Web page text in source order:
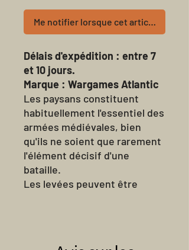
Me notifier lorsque cet article est
Délais d'expédition : entre 7
et 10 jours.
Marque : Wargames Atlantic
Les paysans constituent
habituellement l'essentiel des
armées médiévales, bien
qu'ils ne soient que rarement
l'élément décisif d'une
bataille.
Les levées peuvent être